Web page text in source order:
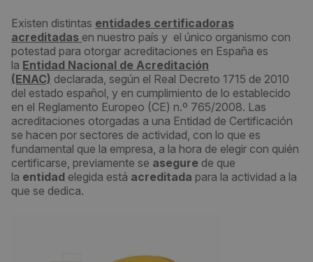
Existen distintas entidades certificadoras
acreditadas en nuestro país y el único organismo con
potestad para otorgar acreditaciones en España es
la Entidad Nacional de Acreditación
(ENAC) declarada, según el Real Decreto 1715 de 2010
del estado español, y en cumplimiento de lo establecido
en el Reglamento Europeo (CE) n.º 765/2008. Las
acreditaciones otorgadas a una Entidad de Certificación
se hacen por sectores de actividad, con lo que es
fundamental que la empresa, a la hora de elegir con quién
certificarse, previamente se asegure de que
la entidad elegida está acreditada para la actividad a la
que se dedica.